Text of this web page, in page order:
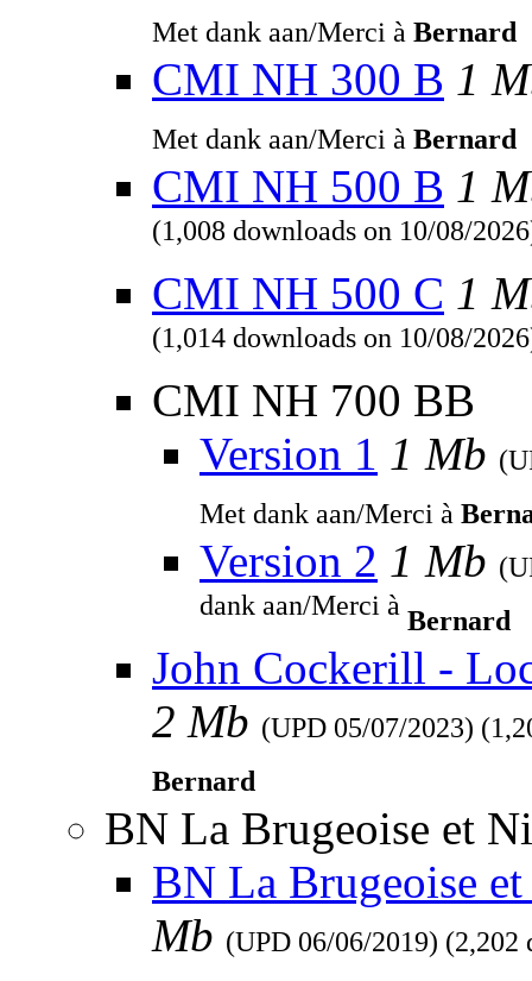
Met dank aan/Merci à Bernard
CMI NH 300 B 1
Met dank aan/Merci à Bernard
CMI NH 500 B 1
(1,008 downloads on 10/08/
CMI NH 500 C 1
(1,014 downloads on 10/08/
CMI NH 700 BB
Version 1 1 Mb
Met dank aan/Merci à
Version 2 1 Mb
dank aan/Merci à Bernard
John Cockerill -
2 Mb (UPD 05/07/2023)
Bernard
BN La Brugeoise et
BN La Brugeoise
Mb (UPD 06/06/2019) (2,202